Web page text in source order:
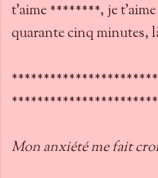
t'aime ********, je
quarante cinq minutes,
Mon anxiété me fait